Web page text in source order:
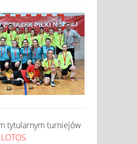
tytularnym turniejów